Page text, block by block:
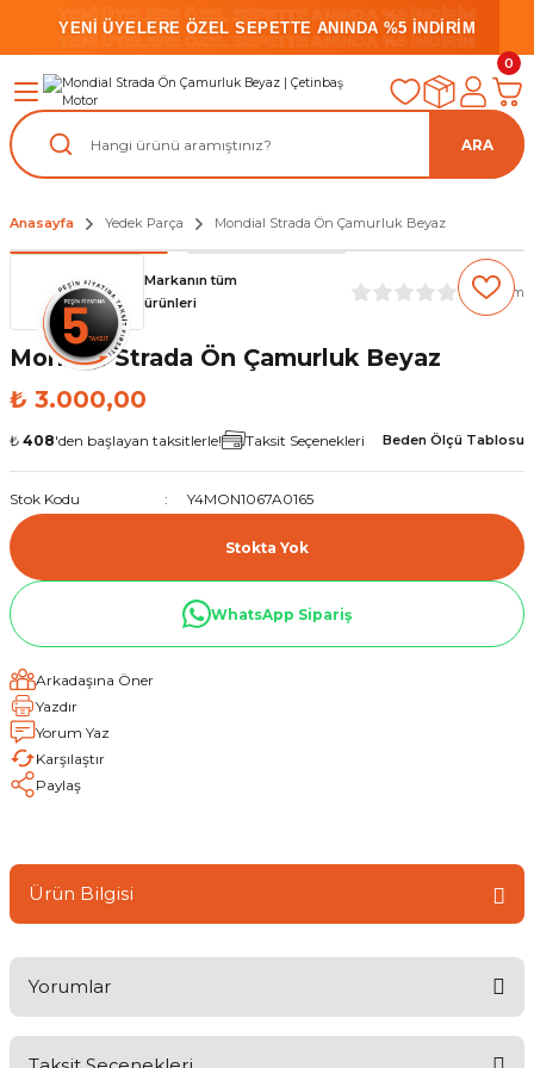
YENİ ÜYELERE ÖZEL SEPETTE ANINDA %5 İNDİRİM
YENİ ÜYELERE ÖZEL SEPETTE ANINDA %5 İNDİRİM
YENİ ÜYELERE ÖZEL SEPETTE ANINDA %5 İNDİRİM
ARA
0
Anasayfa Yedek Parça Mondial Strada Ön Çamurluk Beyaz
Markanın tüm
ürünleri
(0) Yorum
Mondial Strada Ön Çamurluk Beyaz
₺ 3.000,00
₺ 408'den başlayan taksitlerle! Taksit Seçenekleri Beden Ölçü Tablosu
Stok Kodu Y4MON1067A0165
Stokta Yok
WhatsApp Sipariş
Arkadaşına Öner
Yazdır
Yorum Yaz
Karşılaştır
Paylaş
Ürün Bilgisi
Yorumlar